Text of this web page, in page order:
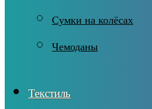
Сумки на колёсах
Чемоданы
Текстиль